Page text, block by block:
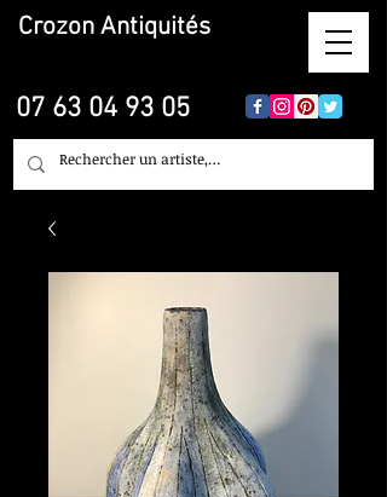
Crozon Antiquités
07 63 04 93 05